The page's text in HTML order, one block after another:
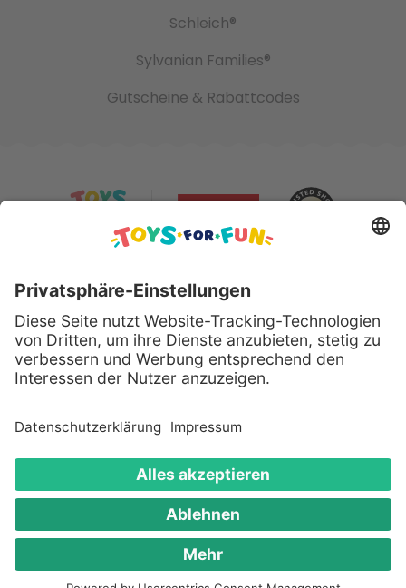
Schleich®
Sylvanian Families®
Gutscheine & Rabattcodes
Sicher bezahlen mit:
Alle genannten Produkte und Logos sind eingetragene
Warenzeichen der jeweiligen Hersteller.
Copyright © 2008 - 2026 Toys for Fun GmbH - Alle
Rechte vorbehalten